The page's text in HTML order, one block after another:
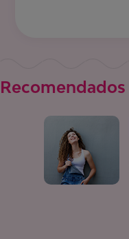
Recomendados